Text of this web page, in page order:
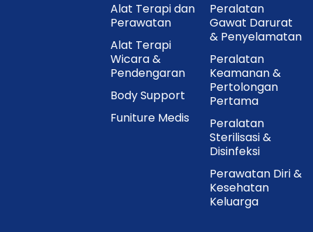
Alat Terapi dan
Perawatan
Alat Terapi
Wicara &
Pendengaran
Body Support
Funiture Medis
Peralatan
Gawat Darurat
& Penyelamatan
Peralatan
Keamanan &
Pertolongan
Pertama
Peralatan
Sterilisasi &
Disinfeksi
Perawatan Diri &
Kesehatan
Keluarga